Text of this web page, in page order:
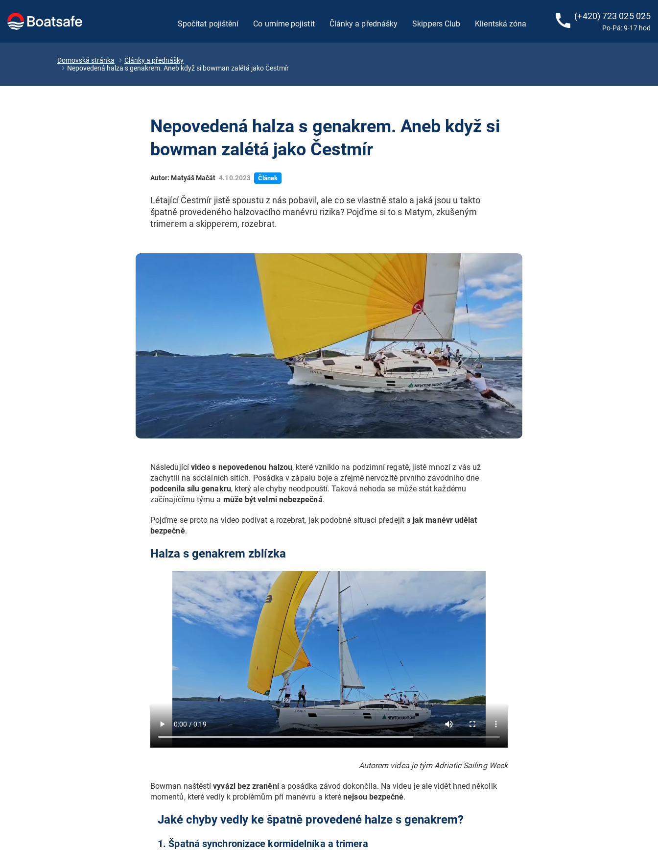
Spočítat pojištění Co umíme pojistit Články a přednášky Skippers Club Klientská zóna call (+420) 723 025 025
Po-Pá: 9-17 hod
Domovská stránka
Články a přednášky
Nepovedená halza s genakrem. Aneb když si bowman zalétá jako Čestmír
Nepovedená halza s genakrem. Aneb když si
bowman zalétá jako Čestmír
Autor: Matyáš Mačát 4.10.2023 Článek
Létající Čestmír jistě spoustu z nás pobavil, ale co se vlastně stalo a jaká jsou u takto
špatně provedeného halzovacího manévru rizika? Pojďme si to s Matym, zkušeným
trimerem a skipperem, rozebrat.
Následující video s nepovedenou halzou, které vzniklo na podzimní regatě, jistě mnozí z vás už
zachytili na sociálních sítích. Posádka v zápalu boje a zřejmě nervozitě prvního závodního dne
podcenila sílu genakru, který ale chyby neodpouští. Taková nehoda se může stát každému
začínajícímu týmu a může být velmi nebezpečná.
Pojďme se proto na video podívat a rozebrat, jak podobné situaci předejít a jak manévr udělat
bezpečně.
Halza s genakrem zblízka
Autorem videa je tým Adriatic Sailing Week
Bowman naštěstívyvázl bez zraněnía posádka závod dokončila. Na videu je ale vidět hned několik
momentů, které vedly k problémům při manévru a kterénejsou bezpečné.
Jaké chyby vedly ke špatně provedené halze s genakrem?
1. Špatná synchronizace kormidelníka a trimera